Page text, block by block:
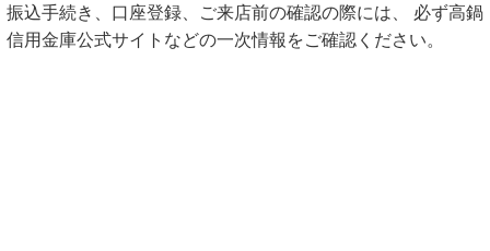
振込手続き、口座登録、ご来店前の確認の際には、 必ず高鍋
信用金庫公式サイトなどの一次情報をご確認ください。